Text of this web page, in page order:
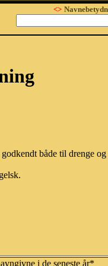
<>
både til drenge
i de seneste år*